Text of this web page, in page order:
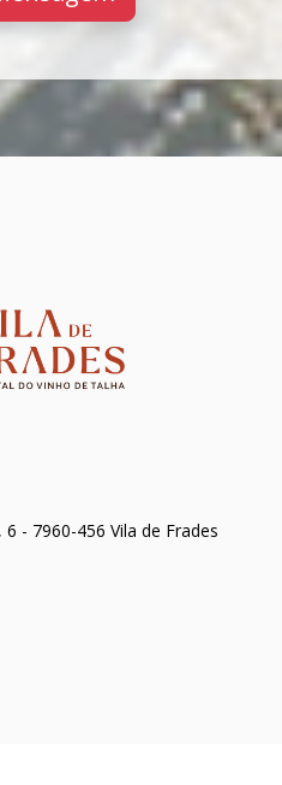
- 7960-456 Vila de Frades